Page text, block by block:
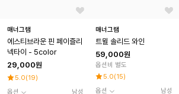
매너그램
에스티브라운 핀 페이즐리
넥타이 - 5color
29,000원
5.0(19)
옵션
남성
매너그램
트윌 솔리드 와인
59,000원
옵션비 별도
5.0(15)
옵션
남성